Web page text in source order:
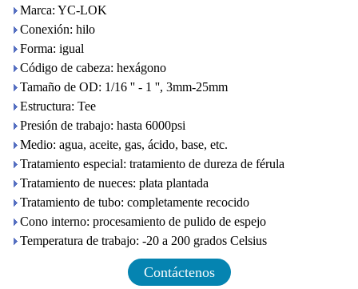
Marca: YC-LOK
Conexión: hilo
Forma: igual
Código de cabeza: hexágono
Tamaño de OD: 1/16 '' - 1 '', 3mm-25mm
Estructura: Tee
Presión de trabajo: hasta 6000psi
Medio: agua, aceite, gas, ácido, base, etc.
Tratamiento especial: tratamiento de dureza de férula
Tratamiento de nueces: plata plantada
Tratamiento de tubo: completamente recocido
Cono interno: procesamiento de pulido de espejo
Temperatura de trabajo: -20 a 200 grados Celsius
Contáctenos